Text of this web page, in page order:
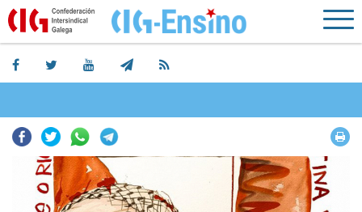
Facebook
TwitterWhatsapp